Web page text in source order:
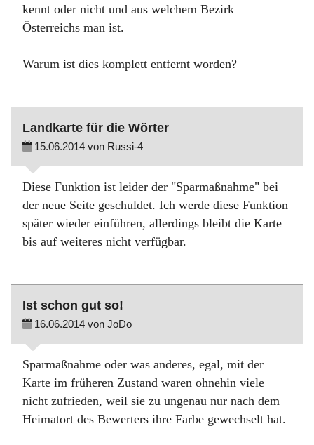
kennt oder nicht und aus welchem Bezirk
Österreichs man ist.
Warum ist dies komplett entfernt worden?
Landkarte für die Wörter
15.06.2014 von Russi-4
Diese Funktion ist leider der "Sparmaßnahme" bei
der neue Seite geschuldet. Ich werde diese Funktion
später wieder einführen, allerdings bleibt die Karte
bis auf weiteres nicht verfügbar.
Ist schon gut so!
16.06.2014 von JoDo
Sparmaßnahme oder was anderes, egal, mit der
Karte im früheren Zustand waren ohnehin viele
nicht zufrieden, weil sie zu ungenau nur nach dem
Heimatort des Bewerters ihre Farbe gewechselt hat.